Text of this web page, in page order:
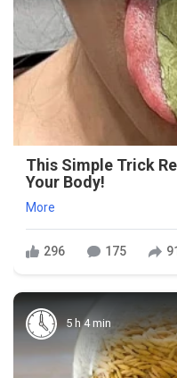
This Simple Trick
Your Body!
More
296 175 91
5 h 4 min